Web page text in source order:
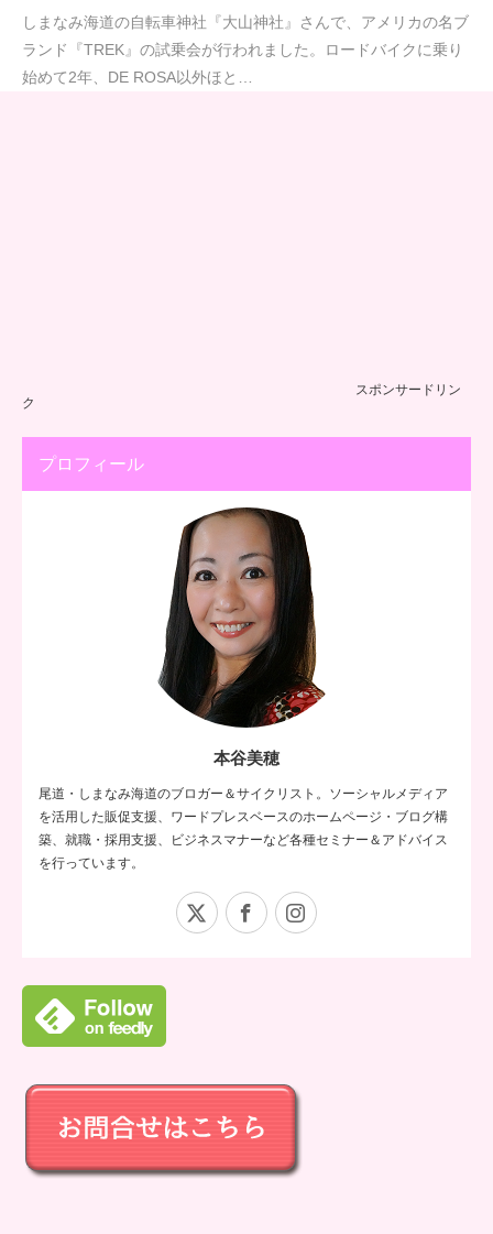
しまなみ海道の自転車神社『大山神社』さんで、アメリカの名ブ
ランド『TREK』の試乗会が行われました。ロードバイクに乗り
始めて2年、DE ROSA以外ほと…
スポンサードリン
ク
プロフィール
本谷美穂
尾道・しまなみ海道のブロガー＆サイクリスト。ソーシャルメディア
を活用した販促支援、ワードプレスベースのホームページ・ブログ構
築、就職・採用支援、ビジネスマナーなど各種セミナー＆アドバイス
を行っています。
Facebook